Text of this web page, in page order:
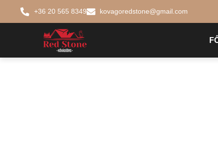
+36 20 565 8349 kovagoredstone@gmail.com